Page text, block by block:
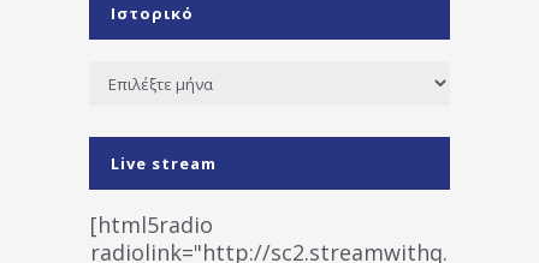
Ιστορικό
Ιστορικό
Live stream
[html5radio
radiolink="http://